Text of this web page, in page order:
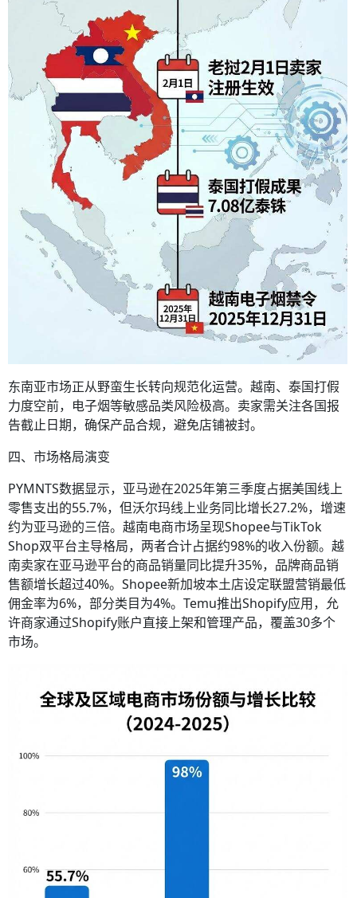
东南亚市场正从野蛮生长转向规范化运营。越南、泰国打假
力度空前，电子烟等敏感品类风险极高。卖家需关注各国报
告截止日期，确保产品合规，避免店铺被封。
四、市场格局演变
PYMNTS数据显示，亚马逊在2025年第三季度占据美国线上
零售支出的55.7%，但沃尔玛线上业务同比增长27.2%，增速
约为亚马逊的三倍。越南电商市场呈现Shopee与TikTok
Shop双平台主导格局，两者合计占据约98%的收入份额。越
南卖家在亚马逊平台的商品销量同比提升35%，品牌商品销
售额增长超过40%。Shopee新加坡本土店设定联盟营销最低
佣金率为6%，部分类目为4%。Temu推出Shopify应用，允
许商家通过Shopify账户直接上架和管理产品，覆盖30多个
市场。